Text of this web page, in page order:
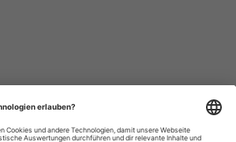
Datenschutzhinweise